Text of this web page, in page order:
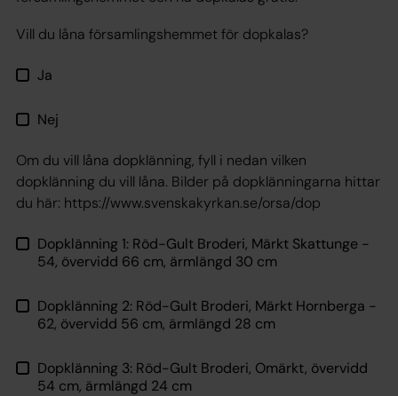
Vill du låna församlingshemmet för dopkalas?
Ja
Nej
Om du vill låna dopklänning, fyll i nedan vilken
dopklänning du vill låna. Bilder på dopklänningarna hittar
du här: https://www.svenskakyrkan.se/orsa/dop
Dopklänning 1: Röd-Gult Broderi, Märkt Skattunge -
54, övervidd 66 cm, ärmlängd 30 cm
Dopklänning 2: Röd-Gult Broderi, Märkt Hornberga -
62, övervidd 56 cm, ärmlängd 28 cm
Dopklänning 3: Röd-Gult Broderi, Omärkt, övervidd
54 cm, ärmlängd 24 cm